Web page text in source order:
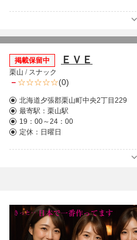
掲載保留中 ＥＶＥ
栗山 / スナック
－ (0)
北海道夕張郡栗山町中央2丁目229
最寄駅： 栗山駅
19：00～24：00
定休：日曜日